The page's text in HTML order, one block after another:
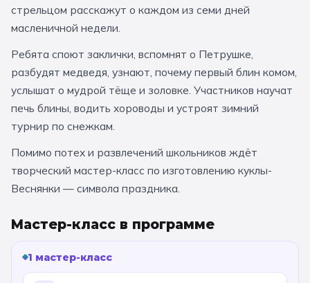
За кулисами театров
Народные промыслы Интерактивные
Квесты Мастер-классы
🎓 ПО КЛАССАМ
Все классы
Дошкольники
Начальные классы
7 класс 8 класс
Великий Новгород Алтай Архангельск
стрельцом расскажут о каждом из семи дней
масленичной недели.
Ребята споют заклички, вспомнят о Петрушке,
разбудят медведя, узнают, почему первый блин комом,
услышат о мудрой тёще и золовке. Участников научат
печь блины, водить хороводы и устроят зимний
турнир по снежкам.
Помимо потех и развлечений школьников ждёт
творческий мастер-класс по изготовлению куклы-
Веснянки — символа праздника.
Мастер-класс в программе
1 мастер-класс